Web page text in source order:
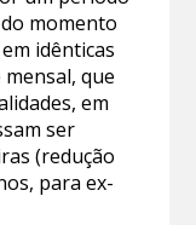
momento
idênticas
que
em
ser
(redução
para ex-